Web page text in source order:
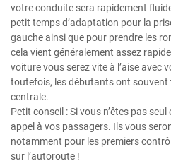
votre conduite sera rapidement
petit temps d’adaptation pour la
gauche ainsi que pour prendre les
cela vient généralement assez
voiture vous serez vite à l’aise avec
toutefois, les débutants ont souvent
centrale.
Petit conseil : Si vous n’êtes pas
appel à vos passagers. Ils vous
notamment pour les premiers
sur l’autoroute !